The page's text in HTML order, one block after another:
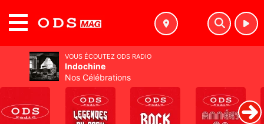
VOUS ÉCOUTEZ ODS RADIO
Indochine
Nos Célébrations